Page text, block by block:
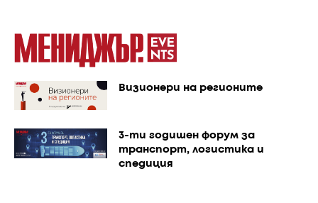
Визионери на регионите
3-ти годишен форум за
транспорт, логистика и
спедиция